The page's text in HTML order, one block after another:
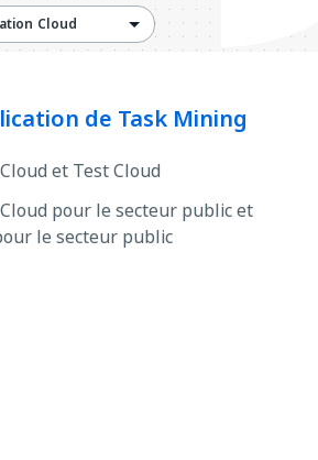
Cloud
de Task Mining
et Test Cloud
pour le secteur public et
le secteur public